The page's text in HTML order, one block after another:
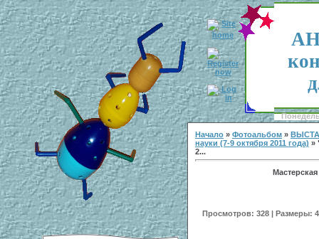
Начало » Фотоальбом »
науки (7-9 октября 2011 года) »
2...
Просмотров: 328 | Размеры: